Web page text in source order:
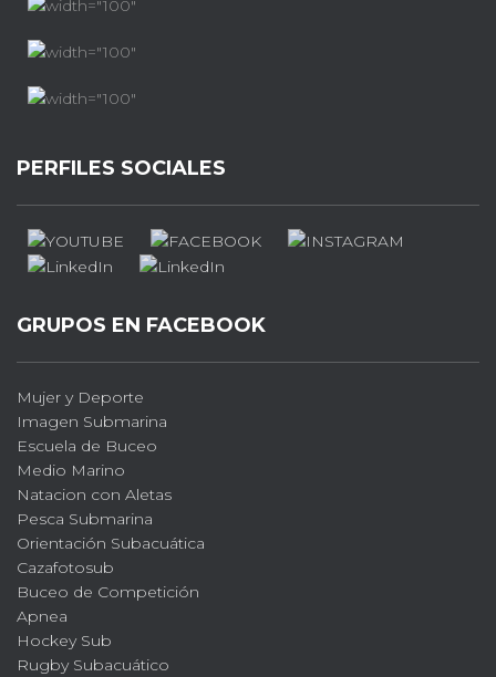
PERFILES SOCIALES
GRUPOS EN FACEBOOK
Mujer y Deporte
Imagen Submarina
Escuela de Buceo
Medio Marino
Natacion con Aletas
Pesca Submarina
Orientación Subacuática
Cazafotosub
Buceo de Competición
Apnea
Hockey Sub
Rugby Subacuático